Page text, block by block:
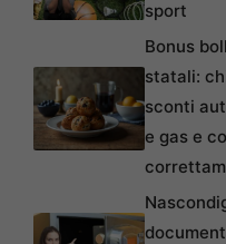
sport
Bonus
statali:
sconti
e gas e